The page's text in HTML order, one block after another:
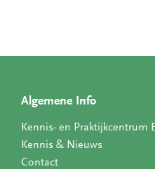
Algemene Info
Kennis- en Praktijkcentrum
Kennis & Nieuws
Contact